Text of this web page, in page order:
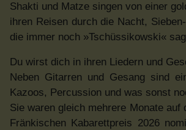
Shakti und Matze singen von einer
ihren Reisen durch die Nacht,
die immer noch »Tschüssikowski«
Du wirst dich in ihren Liedern und
Neben Gitarren und Gesang sind
Kazoos, Percussion und was sonst
Sie waren gleich mehrere Monate
Fränkischen Kabarettpreis 2026